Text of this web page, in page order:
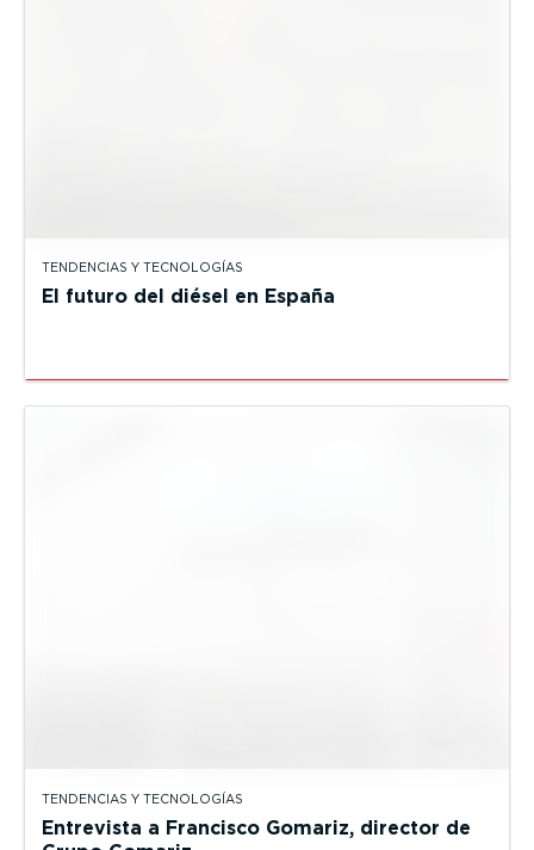
TENDENCIAS Y TECNOLOGÍAS
El futuro del diésel en España
TENDENCIAS Y TECNOLOGÍAS
Entrevista a Francisco Gomariz, director de